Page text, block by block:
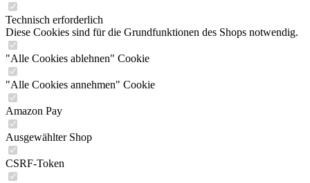
Technisch erforderlich
Diese Cookies sind für die Grundfunktionen des Shops notwendig.
"Alle Cookies ablehnen" Cookie
"Alle Cookies annehmen" Cookie
Amazon Pay
Ausgewählter Shop
CSRF-Token